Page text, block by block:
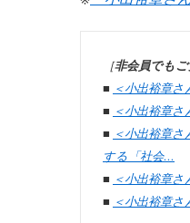
［非会員でも
■ ＜小出裕章
■ ＜小出裕章
■ ＜小出裕章
する「社会…
■ ＜小出裕章
■ ＜小出裕章